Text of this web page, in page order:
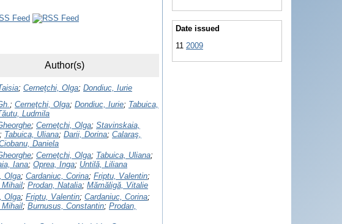
Author(s)
; Cerneţchi, Olga; Dondiuc, Iurie
; Cerneţchi, Olga; Dondiuc, Iurie; Tabuica,
Ludmila
; Cerneţchi, Olga; Stavinskaia,
; Tabuica, Uliana; Darii, Dorina; Calaraş,
Daniela
; Cerneţchi, Olga; Tabuica, Uliana;
Iana; Oprea, Inga; Untilă, Liliana
Olga; Cardaniuc, Corina; Friptu, Valentin;
; Prodan, Natalia; Mămăligă, Vitalie
Olga; Friptu, Valentin; Cardaniuc, Corina;
; Burnusus, Constantin; Prodan,
Date issued
11 2009